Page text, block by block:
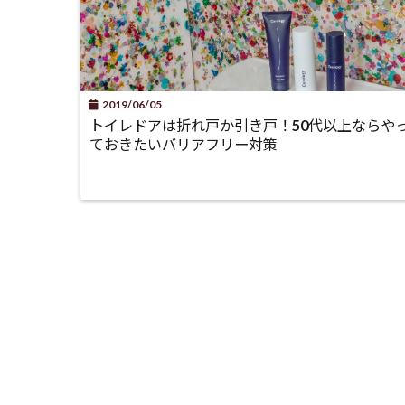
2019/06/05
トイレドアは折れ戸か引き戸！50代以上ならや
ておきたいバリアフリー対策